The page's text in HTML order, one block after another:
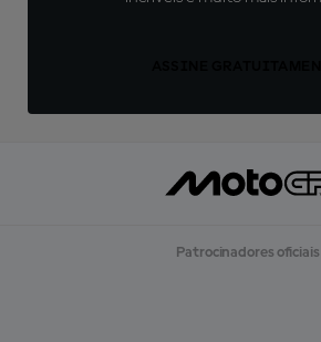
Patrocinadores oficiais